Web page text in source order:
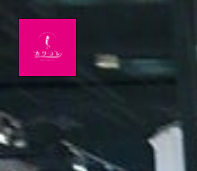
Home
News
出演情報